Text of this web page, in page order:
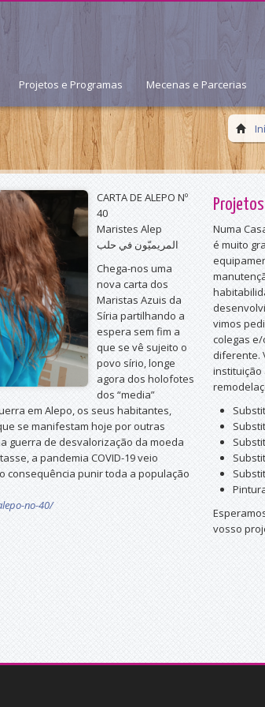
Projetos e Programas Mecenas e Parcerias
CARTA DE ALEPO Nº
40
Maristes Alep
المريميّون في حلب
Chega-nos uma
nova carta dos
Maristas Azuis da
Síria partilhando a
espera sem fim a
que se vê sujeito o
povo sírio, longe
agora dos holofotes
dos “media”
em Alepo, os seus habitantes,
se manifestam hoje por outras
guerra de desvalorização da moeda
a pandemia COVID-19 veio
consequência punir toda a população
no-40/
Numa
é muito
vimos
colegas
diferente.
instituição
vosso